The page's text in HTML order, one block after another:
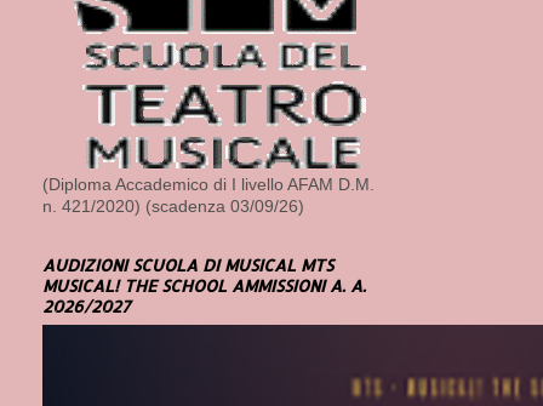
(Diploma Accademico di I livello AFAM D.M.
n. 421/2020) (scadenza 03/09/26)
AUDIZIONI SCUOLA DI MUSICAL MTS
MUSICAL! THE SCHOOL AMMISSIONI A. A.
2026/2027